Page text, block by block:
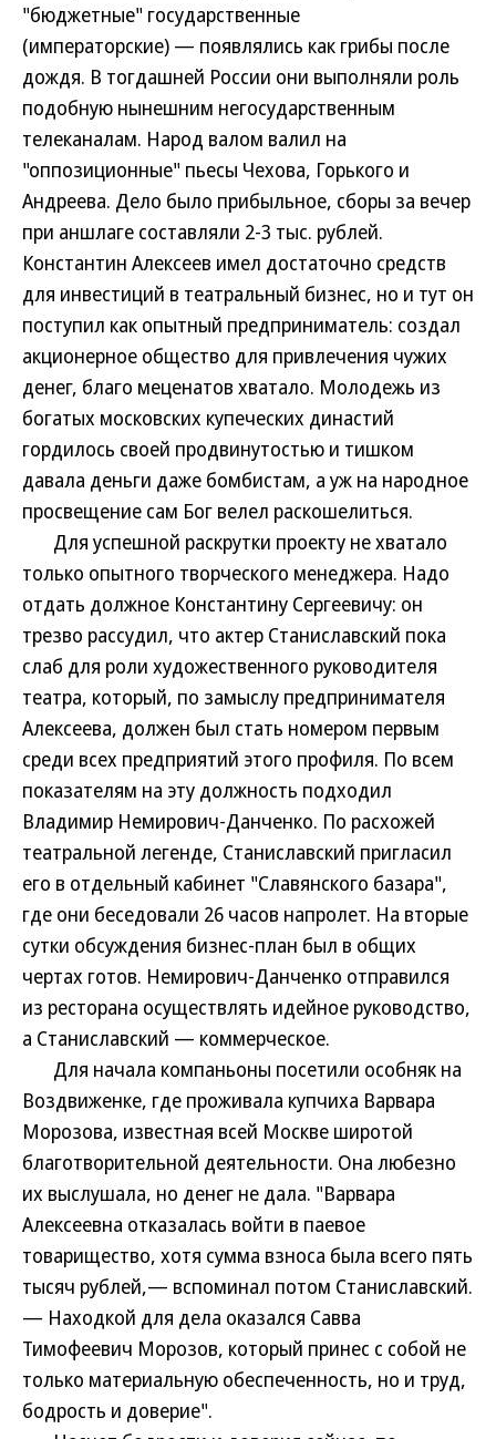
"бюджетные" государственные
(императорские) — появлялись как грибы после
дождя. В тогдашней России они выполняли роль
подобную нынешним негосударственным
телеканалам. Народ валом валил на
"оппозиционные" пьесы Чехова, Горького и
Андреева. Дело было прибыльное, сборы за вечер
при аншлаге составляли 2-3 тыс. рублей.
Константин Алексеев имел достаточно средств
для инвестиций в театральный бизнес, но и тут он
поступил как опытный предприниматель: создал
акционерное общество для привлечения чужих
денег, благо меценатов хватало. Молодежь из
богатых московских купеческих династий
гордилось своей продвинутостью и тишком
давала деньги даже бомбистам, а уж на народное
просвещение сам Бог велел раскошелиться.
Для успешной раскрутки проекту не хватало
только опытного творческого менеджера. Надо
отдать должное Константину Сергеевичу: он
трезво рассудил, что актер Станиславский пока
слаб для роли художественного руководителя
театра, который, по замыслу предпринимателя
Алексеева, должен был стать номером первым
среди всех предприятий этого профиля. По всем
показателям на эту должность подходил
Владимир Немирович-Данченко. По расхожей
театральной легенде, Станиславский пригласил
его в отдельный кабинет "Славянского базара",
где они беседовали 26 часов напролет. На вторые
сутки обсуждения бизнес-план был в общих
чертах готов. Немирович-Данченко отправился
из ресторана осуществлять идейное руководство,
а Станиславский — коммерческое.
Для начала компаньоны посетили особняк на
Воздвиженке, где проживала купчиха Варвара
Морозова, известная всей Москве широтой
благотворительной деятельности. Она любезно
их выслушала, но денег не дала. "Варвара
Алексеевна отказалась войти в паевое
товарищество, хотя сумма взноса была всего пять
тысяч рублей,— вспоминал потом Станиславский.
— Находкой для дела оказался Савва
Тимофеевич Морозов, который принес с собой не
только материальную обеспеченность, но и труд,
бодрость и доверие".